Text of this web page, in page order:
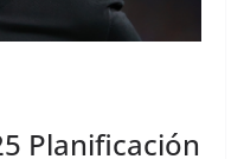
Planificación